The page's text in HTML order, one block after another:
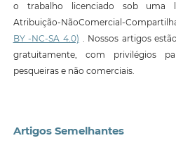
o trabalho licenciado sob uma
Atribuição-NãoComercial-
BY -NC-SA 4.0) . Nossos artigos
gratuitamente, com privilégios
pesqueiras e não comerciais.
Artigos Semelhantes